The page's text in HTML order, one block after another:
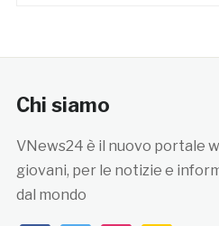
Chi siamo
VNews24 è il nuovo portale
giovani, per le notizie e
dal mondo